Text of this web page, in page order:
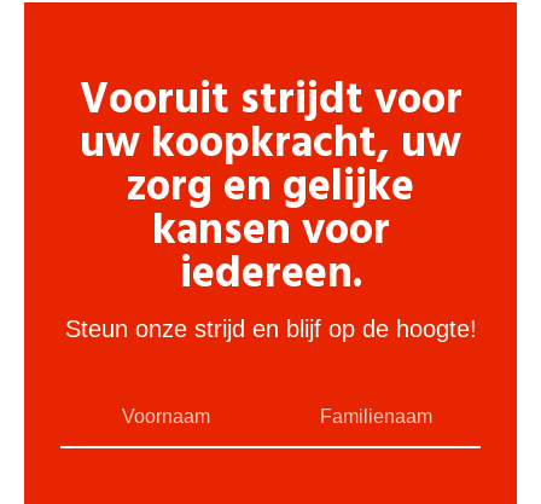
Vooruit strijdt voor
uw koopkracht, uw
zorg en gelijke
kansen voor
iedereen.
Steun onze strijd en blijf op de hoogte!